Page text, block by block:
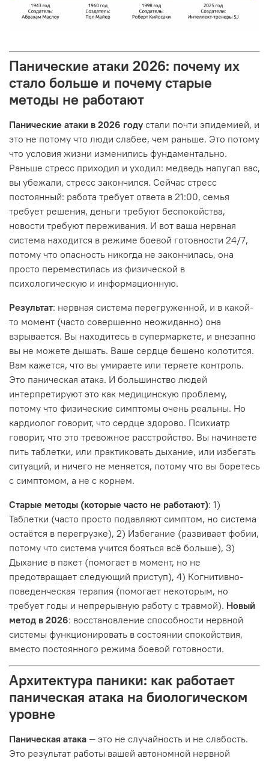
Панические атаки 2026: почему их
стало больше и почему старые
методы не работают
Панические атаки в 2026 году стали почти эпидемией, и
это не потому что люди слабее, чем раньше. Это потому
что условия жизни изменились фундаментально.
Раньше стресс приходил и уходил: медведь напугал вас,
вы убежали, стресс закончился. Сейчас стресс
постоянный: работа требует ответа в 21:00, семья
требует решения, деньги требуют беспокойства,
новости требуют переживания. И вот ваша нервная
система находится в режиме боевой готовности 24/7,
потому что опасность никогда не закончилась, она
просто переместилась из физической в
психологическую и информационную.
Результат: нервная система перегруженной, и в какой-
то момент (часто совершенно неожиданно) она
взрывается. Вы находитесь в супермаркете, и внезапно
вы не можете дышать. Ваше сердце бешено колотится.
Вам кажется, что вы умираете или теряете контроль.
Это паническая атака. И большинство людей
интерпретируют это как медицинскую проблему,
потому что физические симптомы очень реальны. Но
кардиолог говорит, что сердце здорово. Психиатр
говорит, что это тревожное расстройство. Вы начинаете
пить таблетки, или практиковать дыхание, или избегать
ситуаций, и ничего не меняется, потому что вы боретесь
с симптомом, а не с корнем.
Старые методы (которые часто не работают): 1)
Таблетки (часто просто подавляют симптом, но система
остаётся в перегрузке), 2) Избегание (развивает фобии,
потому что система учится бояться всё больше), 3)
Дыхание в пакет (помогает в момент, но не
предотвращает следующий приступ), 4) Когнитивно-
поведенческая терапия (помогает некоторым, но
требует годы и непрерывную работу с травмой). Новый
метод в 2026: восстановление способности нервной
системы функционировать в состоянии спокойствия,
вместо постоянного режима боевой готовности.
Архитектура паники: как работает
паническая атака на биологическом
уровне
Паническая атака — это не случайность и не слабость.
Это результат работы вашей автономной нервной